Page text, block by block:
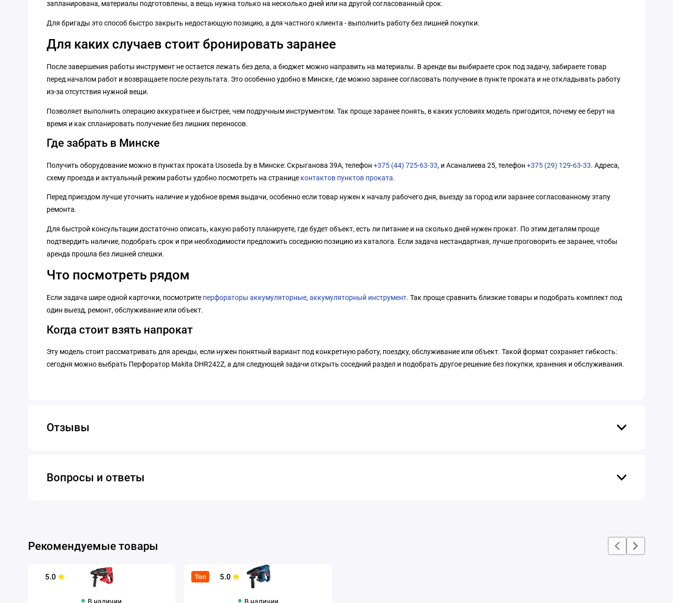
запланирована, материалы подготовлены, а вещь нужна только на несколько дней или на другой согласованный срок.
Для бригады это способ быстро закрыть недостающую позицию, а для частного клиента - выполнить работу без лишней покупки.
Для каких случаев стоит бронировать заранее
После завершения работы инструмент не остается лежать без дела, а бюджет можно направить на материалы. В аренде вы выбираете срок под задачу, забираете товар
перед началом работ и возвращаете после результата. Это особенно удобно в Минске, где можно заранее согласовать получение в пункте проката и не откладывать работу
из-за отсутствия нужной вещи.
Позволяет выполнить операцию аккуратнее и быстрее, чем подручным инструментом. Так проще заранее понять, в каких условиях модель пригодится, почему ее берут на
время и как спланировать получение без лишних переносов.
Где забрать в Минске
Получить оборудование можно в пунктах проката Usoseda.by в Минске: Скрыганова 39А, телефон +375 (44) 725-63-33, и Асаналиева 25, телефон +375 (29) 129-63-33. Адреса,
схему проезда и актуальный режим работы удобно посмотреть на странице контактов пунктов проката.
Перед приездом лучше уточнить наличие и удобное время выдачи, особенно если товар нужен к началу рабочего дня, выезду за город или заранее согласованному этапу
ремонта.
Для быстрой консультации достаточно описать, какую работу планируете, где будет объект, есть ли питание и на сколько дней нужен прокат. По этим деталям проще
подтвердить наличие, подобрать срок и при необходимости предложить соседнюю позицию из каталога. Если задача нестандартная, лучше проговорить ее заранее, чтобы
аренда прошла без лишней спешки.
Что посмотреть рядом
Если задача шире одной карточки, посмотрите перфораторы аккумуляторные, аккумуляторный инструмент. Так проще сравнить близкие товары и подобрать комплект под
один выезд, ремонт, обслуживание или объект.
Когда стоит взять напрокат
Эту модель стоит рассматривать для аренды, если нужен понятный вариант под конкретную работу, поездку, обслуживание или объект. Такой формат сохраняет гибкость:
сегодня можно выбрать Перфоратор Makita DHR242Z, а для следующей задачи открыть соседний раздел и подобрать другое решение без покупки, хранения и обслуживания.
Отзывы
Вопросы и ответы
Рекомендуемые товары
5.0 Топ 5.0